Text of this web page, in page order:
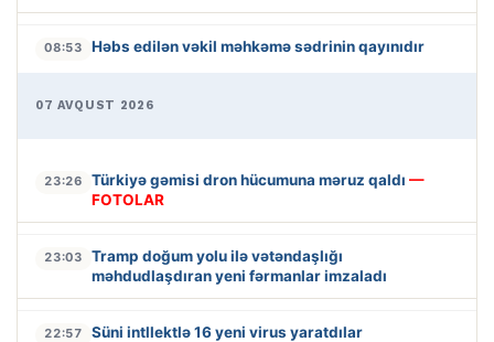
08:53 Həbs edilən vəkil məhkəmə sədrinin qayınıdır
07 AVQUST 2026
23:26 Türkiyə gəmisi dron hücumuna məruz qaldı —
FOTOLAR
23:03
Tramp doğum yolu ilə vətəndaşlığı
məhdudlaşdıran yeni fərmanlar imzaladı
22:57 Süni intllektlə 16 yeni virus yaratdılar